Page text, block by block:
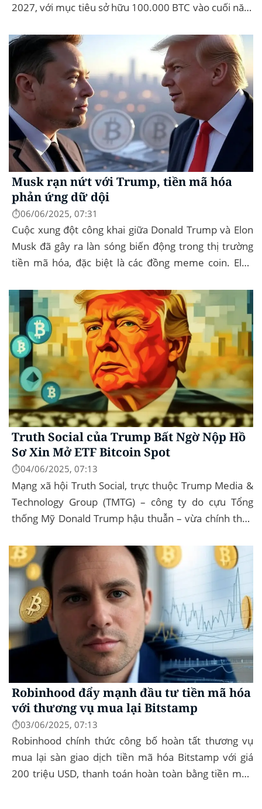
2027, với mục tiêu sở hữu 100.000 BTC vào cuối năm
Musk rạn nứt với Trump, tiền mã hóa
phản ứng dữ dội
⏱️06/06/2025, 07:31
Cuộc xung đột công khai giữa Donald Trump và Elon
Musk đã gây ra làn sóng biến động trong thị trường
tiền mã hóa, đặc biệt là các đồng meme coin. Elon
Government...
Truth Social của Trump Bất Ngờ Nộp Hồ
Sơ Xin Mở ETF Bitcoin Spot
⏱️04/06/2025, 07:13
Mạng xã hội Truth Social, trực thuộc Trump Media &
Technology Group (TMTG) – công ty do cựu Tổng
thống Mỹ Donald Trump hậu thuẫn – vừa chính thức
Robinhood đẩy mạnh đầu tư tiền mã hóa
với thương vụ mua lại Bitstamp
⏱️03/06/2025, 07:13
Robinhood chính thức công bố hoàn tất thương vụ
mua lại sàn giao dịch tiền mã hóa Bitstamp với giá
200 triệu USD, thanh toán hoàn toàn bằng tiền mặt.